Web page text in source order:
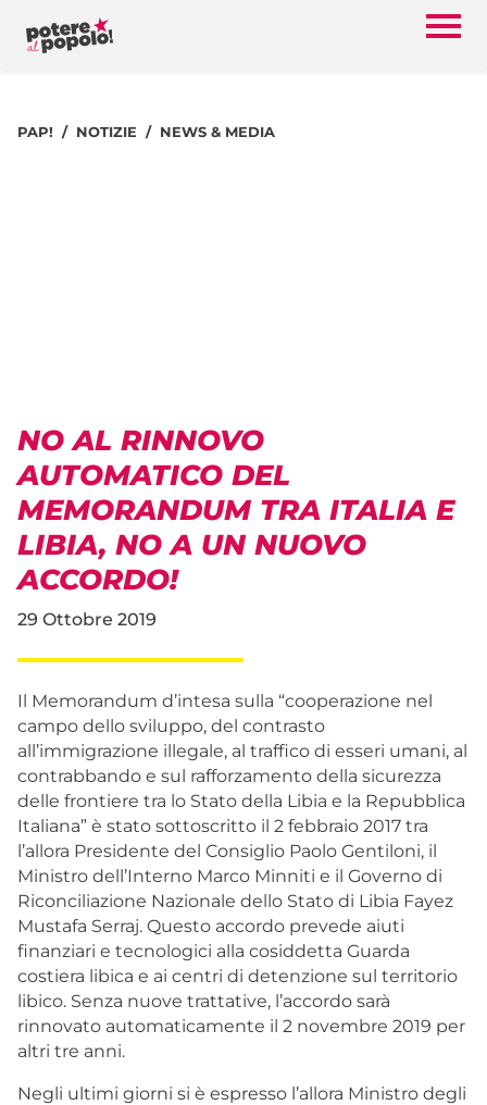
PAP! NOTIZIE NEWS & MEDIA
NO AL RINNOVO
AUTOMATICO DEL
MEMORANDUM TRA ITALIA E
LIBIA, NO A UN NUOVO
ACCORDO!
29 Ottobre 2019
Il Memorandum d’intesa sulla “cooperazione nel
campo dello sviluppo, del contrasto
all’immigrazione illegale, al traffico di esseri umani, al
contrabbando e sul rafforzamento della sicurezza
delle frontiere tra lo Stato della Libia e la Repubblica
Italiana” è stato sottoscritto il 2 febbraio 2017 tra
l’allora Presidente del Consiglio Paolo Gentiloni, il
Ministro dell’Interno Marco Minniti e il Governo di
Riconciliazione Nazionale dello Stato di Libia Fayez
Mustafa Serraj. Questo accordo prevede aiuti
finanziari e tecnologici alla cosiddetta Guarda
costiera libica e ai centri di detenzione sul territorio
libico. Senza nuove trattative, l’accordo sarà
rinnovato automaticamente il 2 novembre 2019 per
altri tre anni.
Negli ultimi giorni si è espresso l’allora Ministro degli